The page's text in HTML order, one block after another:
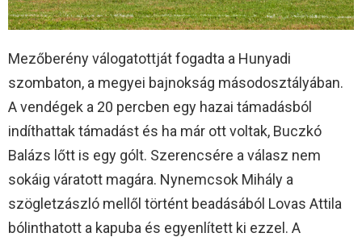
Mezőberény válogatottját fogadta a Hunyadi
szombaton, a megyei bajnokság másodosztályában.
A vendégek a 20 percben egy hazai támadásból
indíthattak támadást és ha már ott voltak, Buczkó
Balázs lőtt is egy gólt. Szerencsére a válasz nem
sokáig váratott magára. Nynemcsok Mihály a
szögletzászló mellől történt beadásából Lovas Attila
bólinthatott a kapuba és egyenlített ki ezzel. A